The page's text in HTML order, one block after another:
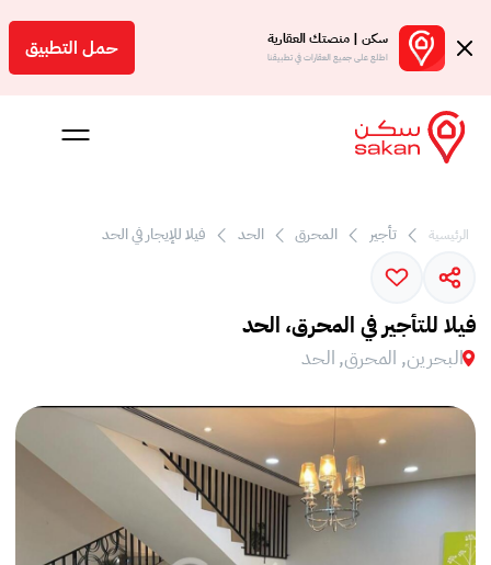
سكن | منصتك العقارية
اطلع على جميع العقارات في تطبيقنا حمل التطبيق
الرئيسية تأجير المحرق الحد فيلا للإيجار في الحد
فيلا للتأجير في المحرق، الحد
البحرين, المحرق, الحد